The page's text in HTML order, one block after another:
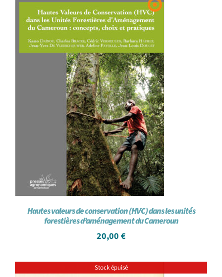
Achat en ligne
Panier WooCommerce
Hautes valeurs de conservation (HVC) dans les unités
forestières d’aménagement du Cameroun
20,00 €
Stock épuisé